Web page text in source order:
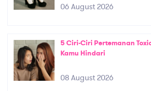
06 August 2026
5 Ciri-Ciri Pertemanan
Kamu Hindari
08 August 2026